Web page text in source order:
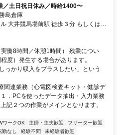
／土日祝日休み／時給1400〜
島倉庫
大井競馬場前駅 徒歩３分 もしくは
働8時間／休憩1時間） 残業につい
度）発生する場合があります。
っかり収入をプラスしたい」という
関連業務（心電図検査キット・健診デ
．PCを使ったデータ抽出・入力業務
記２つの作業がメインとなります。
ワークOK 主婦・主夫歓迎
フリーター歓迎
勤なし 経験不問
未経験者歓迎